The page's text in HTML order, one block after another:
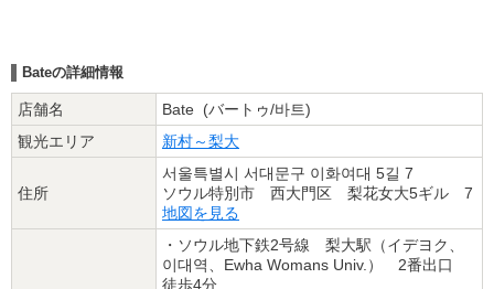
Bateの詳細情報
店舗名
Bate (バートゥ/바트)
観光エリア
新村～梨大
住所
서울특별시 서대문구 이화여대 5길 7
ソウル特別市 西大門区 梨花女大5ギル 7
地図を見る
・ソウル地下鉄2号線 梨大駅（イデヨク、
이대역、Ewha Womans Univ.） 2番出口
徒歩4分